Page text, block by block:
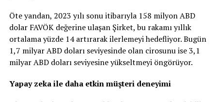
Öte yandan, 2023 yılı sonu itibarıyla 158 milyon ABD
dolar FAVÖK değerine ulaşan Şirket, bu rakamı yıllık
ortalama yüzde 14 artırarak ilerlemeyi hedefliyor. Bugün
1,7 milyar ABD doları seviyesinde olan cirosunu ise 3,1
milyar ABD doları seviyesine yükseltmeyi öngörüyor.
Yapay zeka ile daha etkin müşteri deneyimi